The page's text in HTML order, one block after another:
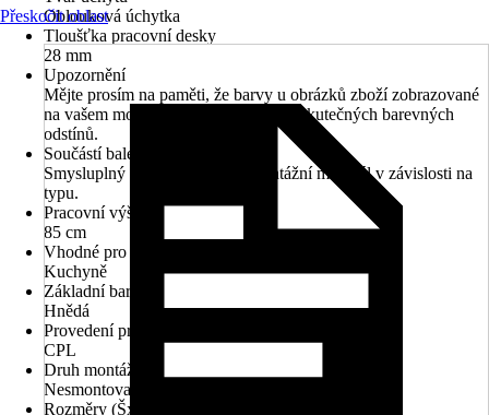
Oblouková úchytka
Tloušťka pracovní desky
28 mm
Upozornění
Mějte prosím na paměti, že barvy u obrázků zboží zobrazované
na vašem monitoru se mohou lišit od skutečných barevných
odstínů.
Součástí balení
Smysluplný montážní návod, montážní materiál v závislosti na
typu.
Pracovní výška
85 cm
Vhodné pro prostory
Kuchyně
Základní barva
Hnědá
Provedení pracovní desky
CPL
Druh montáže
Nesmontované
Rozměry (ŠxVxH)
Přeskočit oblast